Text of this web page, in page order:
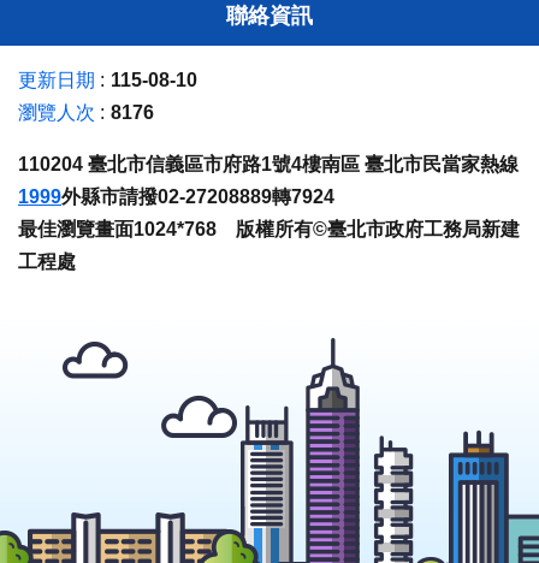
聯絡資訊
更新日期
115-08-10
瀏覽人次
8176
110204 臺北市信義區市府路1號4樓南區 臺北市民當家熱線
1999外縣市請撥02-27208889轉7924
最佳瀏覽畫面1024*768 版權所有©臺北市政府工務局新建
工程處